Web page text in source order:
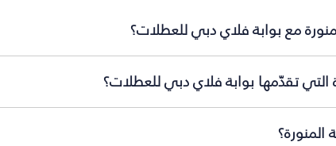
مع بوابة فلاي دبي للعطلات؟
التي تقدّمها بوابة فلاي دبي للعطلات؟